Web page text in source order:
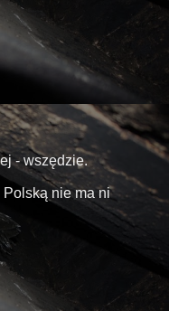
- wszędzie.
nie ma ni